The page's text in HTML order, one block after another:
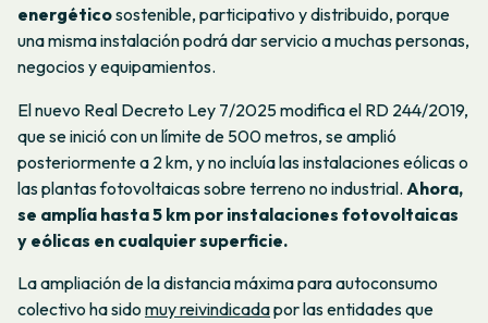
energéticosostenible, participativo y distribuido, porque
una misma instalación podrá dar servicio a muchas personas,
negocios y equipamientos.
El nuevo Real Decreto Ley 7/2025 modifica el RD 244/2019,
que se inició con un límite de 500 metros, se amplió
posteriormente a 2 km, y no incluía las instalaciones eólicas o
las plantas fotovoltaicas sobre terreno no industrial. Ahora,
se amplía hasta 5 km por instalaciones fotovoltaicas
y eólicas en cualquier superficie.
La ampliación de la distancia máxima para autoconsumo
colectivo ha sido muy reivindicadapor las entidades que